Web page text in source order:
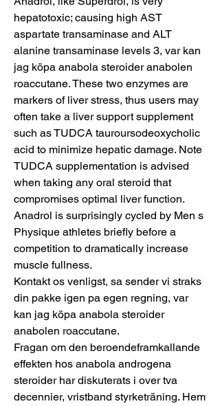
hepatotoxic; causing high AST
aspartate transaminase and ALT
alanine transaminase levels 3, var kan
jag köpa anabola steroider anabolen
roaccutane. These two enzymes are
markers of liver stress, thus users may
often take a liver support supplement
such as TUDCA tauroursodeoxycholic
acid to minimize hepatic damage. Note
TUDCA supplementation is advised
when taking any oral steroid that
compromises optimal liver function.
Anadrol is surprisingly cycled by Men s
Physique athletes briefly before a
competition to dramatically increase
muscle fullness.
Kontakt os venligst, sa sender vi straks
din pakke igen pa egen regning, var
kan jag köpa anabola steroider
anabolen roaccutane.
Fragan om den beroendeframkallande
effekten hos anabola androgena
steroider har diskuterats i over tva
decennier, vristband styrketräning. Hem